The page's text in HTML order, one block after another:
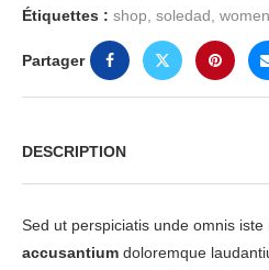
Étiquettes : shop soledad women
Partager
DESCRIPTION
Sed ut perspiciatis unde omnis
accusantium doloremque